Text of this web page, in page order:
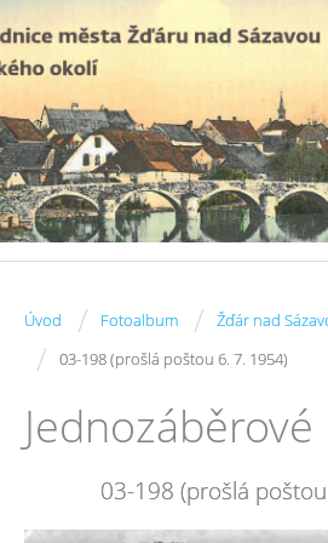
Úvod / Fotoalbum / Žďár nad
/ 03-198 (prošlá poštou 6. 7. 1954)
Jednozáběrové
03-198 (prošlá